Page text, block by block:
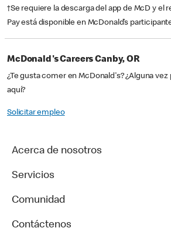
†Se requiere la descarga del app de McD y el
Pay está disponible en McDonald’s
McDonald's Careers Canby, OR
¿Te gusta comer en McDonald's? ¿Alguna
aquí?
Solicitar empleo
Acerca de nosotros
Servicios
Comunidad
Contáctenos